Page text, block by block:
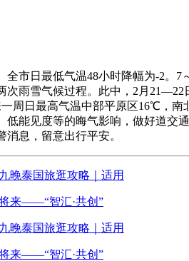
市日最低气温48小时降幅为-2。7
次雨雪气候过程。此中，2月
周日最高气温中部平原区16℃，
低能见度等的晦气影响，做好道交
息，留意出行平安。
晚泰国旅逛攻略｜适用
来——“智汇·共创”
晚泰国旅逛攻略｜适用
来——“智汇·共创”